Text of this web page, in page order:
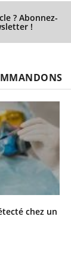
? Abonnez-
!
chez un